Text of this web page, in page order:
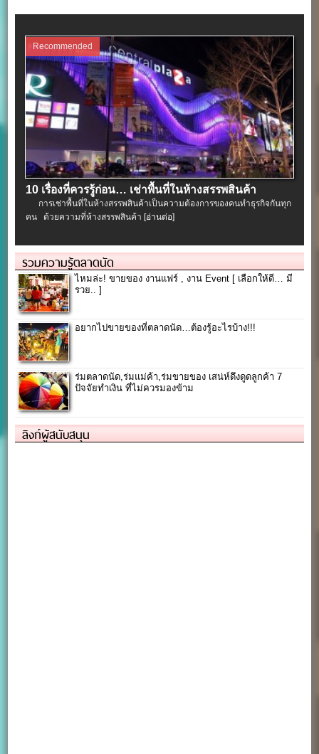
Recommended
10 เรื่องที่ควรรู้ก่อน… เช่าพื้นที่ในห้างสรรพสินค้า
การเช่าพื้นที่ในห้างสรรพสินค้าเป็นความต้องการของคนทำธุรกิจกันทุก
คน ด้วยความที่ห้างสรรพสินค้า [อ่านต่อ]
รวมความรู้ตลาดนัด
ไหมล่ะ! ขายของ งานแฟร์ , งาน Event [ เลือกให้ดี… มี
รวย.. ]
อยากไปขายของที่ตลาดนัด…ต้องรู้อะไรบ้าง!!!
ร่มตลาดนัด,ร่มแม่ค้า,ร่มขายของ เสน่ห์ดึงดูดลูกค้า 7
ปัจจัยทำเงิน ที่ไม่ควรมองข้าม
ลิงก์ผู้สนับสนุน